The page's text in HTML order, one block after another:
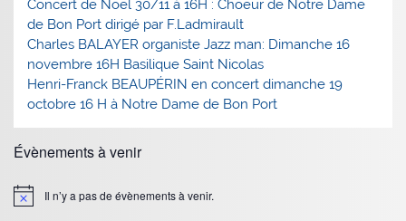
Concert de Noël 30/11 à 16H : Choeur de Notre Dame
de Bon Port dirigé par F.Ladmirault
Charles BALAYER organiste Jazz man: Dimanche 16
novembre 16H Basilique Saint Nicolas
Henri-Franck BEAUPÉRIN en concert dimanche 19
octobre 16 H à Notre Dame de Bon Port
Évènements à venir
Il n’y a pas de évènements à venir.